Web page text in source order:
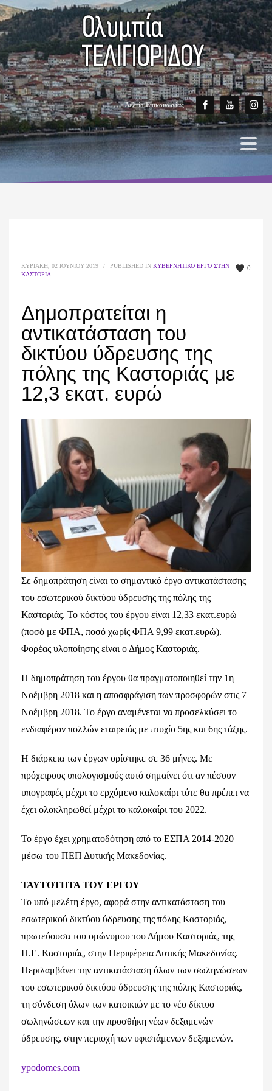
Δελτίο Επικοινωνίας
0
ΚΥΡΙΑΚΉ, 02 ΙΟΥΝΊΟΥ 2019 / PUBLISHED IN ΚΥΒΕΡΝΗΤΙΚΌ ΈΡΓΟ ΣΤΗΝ
ΚΑΣΤΟΡΙΆ
Δημοπρατείται η
αντικατάσταση του
δικτύου ύδρευσης της
πόλης της Καστοριάς με
12,3 εκατ. ευρώ
Σε δημοπράτηση είναι το σημαντικό έργο αντικατάστασης
του εσωτερικού δικτύου ύδρευσης της πόλης της
Καστοριάς. Το κόστος του έργου είναι 12,33 εκατ.ευρώ
(ποσό με ΦΠΑ, ποσό χωρίς ΦΠΑ 9,99 εκατ.ευρώ).
Φορέας υλοποίησης είναι ο Δήμος Καστοριάς.
Η δημοπράτηση του έργου θα πραγματοποιηθεί την 1η
Νοέμβρη 2018 και η αποσφράγιση των προσφορών στις 7
Νοέμβρη 2018. Το έργο αναμένεται να προσελκύσει το
ενδιαφέρον πολλών εταιρειάς με πτυχίο 5ης και 6ης τάξης.
Η διάρκεια των έργων ορίστηκε σε 36 μήνες. Με
πρόχειρους υπολογισμούς αυτό σημαίνει ότι αν πέσουν
υπογραφές μέχρι το ερχόμενο καλοκαίρι τότε θα πρέπει να
έχει ολοκληρωθεί μέχρι το καλοκαίρι του 2022.
Το έργο έχει χρηματοδότηση από το ΕΣΠΑ 2014-2020
μέσω του ΠΕΠ Δυτικής Μακεδονίας.
ΤΑΥΤΟΤΗΤΑ ΤΟΥ ΕΡΓΟΥ
Το υπό μελέτη έργο, αφορά στην αντικατάσταση του
εσωτερικού δικτύου ύδρευσης της πόλης Καστοριάς,
πρωτεύουσα του ομώνυμου του Δήμου Καστοριάς, της
Π.Ε. Καστοριάς, στην Περιφέρεια Δυτικής Μακεδονίας.
Περιλαμβάνει την αντικατάσταση όλων των σωληνώσεων
του εσωτερικού δικτύου ύδρευσης της πόλης Καστοριάς,
τη σύνδεση όλων των κατοικιών με το νέο δίκτυο
σωληνώσεων και την προσθήκη νέων δεξαμενών
ύδρευσης, στην περιοχή των υφιστάμενων δεξαμενών.
ypodomes.com